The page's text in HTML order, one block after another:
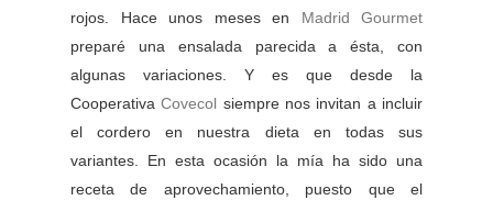
rojos. Hace unos meses en Madrid Gourmet
preparé una ensalada parecida a ésta, con
algunas variaciones. Y es que desde la
CooperativaCovecol siempre nos invitan a incluir
el cordero en nuestra dieta en todas sus
variantes. En esta ocasión la mía ha sido una
receta de aprovechamiento, puesto que el